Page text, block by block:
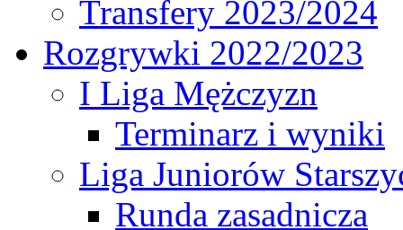
Transfery 2023/2024
Rozgrywki 2022/2023
I Liga Mężczyzn
Terminarz i wyniki
Liga Juniorów
Runda zasadnicza